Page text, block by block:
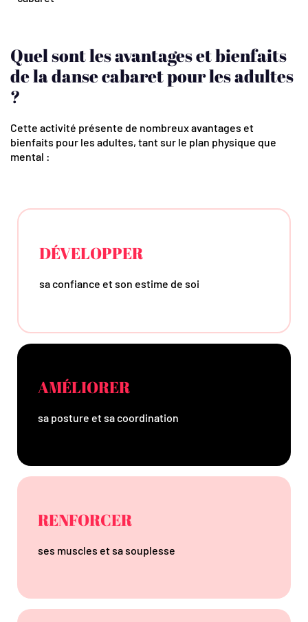
Quel sont les avantages et bienfaits
de la danse cabaret pour les adultes
?
Cette activité présente de nombreux avantages et
bienfaits pour les adultes, tant sur le plan physique que
mental :
DÉVELOPPER
sa confiance et son estime de soi
AMÉLIORER
sa posture et sa coordination
RENFORCER
ses muscles et sa souplesse